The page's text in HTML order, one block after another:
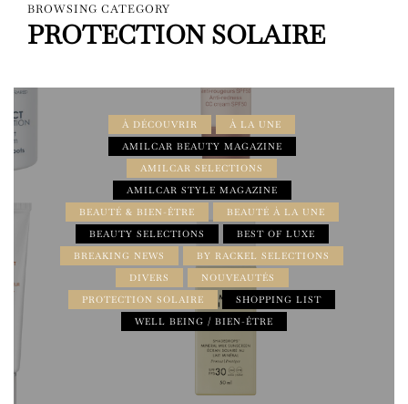
BROWSING CATEGORY
PROTECTION SOLAIRE
À DÉCOUVRIR
À LA UNE
AMILCAR BEAUTY MAGAZINE
AMILCAR SELECTIONS
AMILCAR STYLE MAGAZINE
BEAUTÉ & BIEN-ÊTRE
BEAUTÉ À LA UNE
BEAUTY SELECTIONS
BEST OF LUXE
BREAKING NEWS
BY RACKEL SELECTIONS
DIVERS
NOUVEAUTÉS
PROTECTION SOLAIRE
SHOPPING LIST
WELL BEING / BIEN-ÊTRE